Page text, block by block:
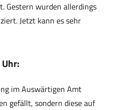
Gestern wurden allerdings
Jetzt kann es sehr
im Auswärtigen Amt
gefällt, sondern diese auf